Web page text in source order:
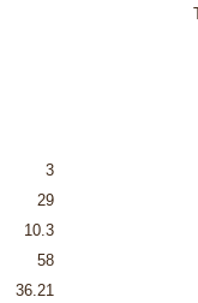
3
29
10.3
58
36.21